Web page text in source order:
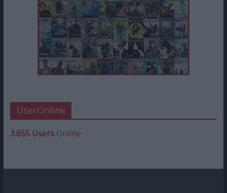
UserOnline
3.655 UsersOnline